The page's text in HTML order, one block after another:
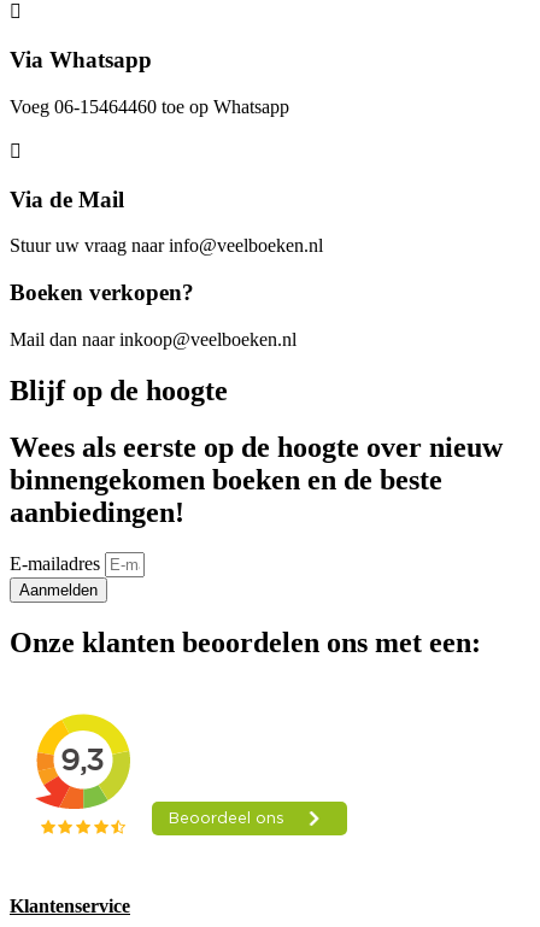
Via Whatsapp
Voeg 06-15464460 toe op Whatsapp
Via de Mail
Stuur uw vraag naar info@veelboeken.nl
Boeken verkopen?
Mail dan naar inkoop@veelboeken.nl
Blijf op de hoogte
Wees als eerste op de hoogte over nieuw
binnengekomen boeken en de beste
aanbiedingen!
E-mailadres
Aanmelden
Onze klanten beoordelen ons met een:
Klantenservice